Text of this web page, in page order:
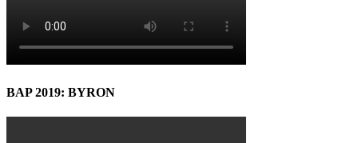
BAP 2019: BYRON